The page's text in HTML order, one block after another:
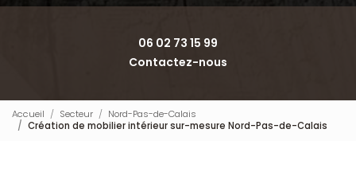
06 02 73 15 99
Contactez-nous
Accueil Secteur
Nord-Pas-de-Calais
Création de mobilier intérieur sur-mesure Nord-Pas-de-Calais